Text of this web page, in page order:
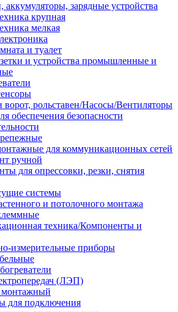
аккумуляторы, зарядные устройства
крупная
мелкая
и туалет
и устройства промышленные и
ворот, рольставен/Насосы/Вентиляторы
обеспечения безопасности
для коммуникационных сетей
ручной
для опрессовки, резки, снятия
системы
и потолочного монтажа
техника/Компоненты и
измерительные приборы
(ЛЭП)
монтажный
для подключения